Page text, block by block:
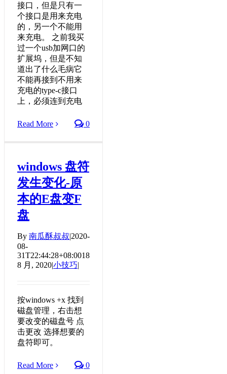
接口，但是只有一
个接口是用来充电
的，另一个不能用
来充电。 之前我买
过一个usb加网口的
扩展坞，但是不知
道出了什么毛病它
不能再接到不用来
充电的type-c接口
上，必须连到充电
Read More 0
windows 盘符
发生变化-原
本的E盘变F
盘
By 南瓜酥叔叔|2020-
08-
31T22:44:28+08:0018
8 月, 2020|小技巧|
按windows +x 找到
磁盘管理，右击想
要改变的磁盘号 点
击更改 选择想要的
盘符即可。
Read More 0